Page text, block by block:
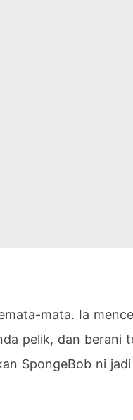
mata. Ia
pelik, dan berani
SpongeBob ni